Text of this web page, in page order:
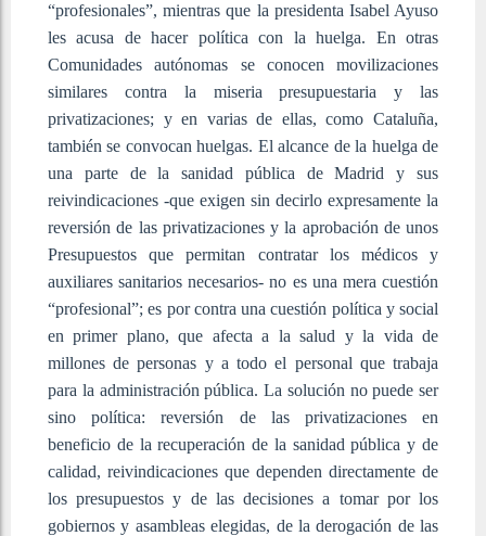
“profesionales”, mientras que la presidenta Isabel Ayuso
les acusa de hacer política con la huelga. En otras
Comunidades autónomas se conocen movilizaciones
similares contra la miseria presupuestaria y las
privatizaciones; y en varias de ellas, como Cataluña,
también se convocan huelgas. El alcance de la huelga de
una parte de la sanidad pública de Madrid y sus
reivindicaciones -que exigen sin decirlo expresamente la
reversión de las privatizaciones y la aprobación de unos
Presupuestos que permitan contratar los médicos y
auxiliares sanitarios necesarios- no es una mera cuestión
“profesional”; es por contra una cuestión política y social
en primer plano, que afecta a la salud y la vida de
millones de personas y a todo el personal que trabaja
para la administración pública. La solución no puede ser
sino política: reversión de las privatizaciones en
beneficio de la recuperación de la sanidad pública y de
calidad, reivindicaciones que dependen directamente de
los presupuestos y de las decisiones a tomar por los
gobiernos y asambleas elegidas, de la derogación de las